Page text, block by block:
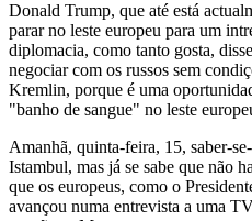
Donald Trump, que até está
parar no leste europeu para um
diplomacia, como tanto gosta,
negociar com os russos sem
Kremlin, porque é uma
"banho de sangue" no leste
Amanhã, quinta-feira, 15, saber-
Istambul, mas já se sabe que não
que os europeus, como o
avançou numa entrevista a uma